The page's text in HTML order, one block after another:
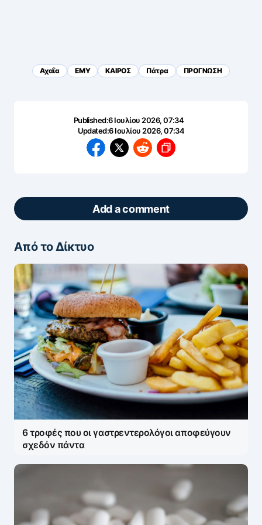
Αχαΐα ΕΜΥ ΚΑΙΡΟΣ Πάτρα ΠΡΟΓΝΩΣΗ
Published:6 Ιουλίου 2026, 07:34
Updated:6 Ιουλίου 2026, 07:34
Add a comment
ΖΩΝΤΑΝΆ ΣΧΌΛΙΑ
Πάρτε μέρος στη συζήτηση — το σχόλιό σας
ελέγχεται άμεσα από AI (Ελληνικά & Αγγλικά).
ΠΡΟΣΤΑΣΊΑ AI
Η ηλ. διεύθυνση σας δεν δημοσιεύεται. Τα
υποχρεωτικά πεδία σημειώνονται με*
Message*
Από το Δίκτυο
6 τροφές που οι γαστρεντερολόγοι αποφεύγουν
σχεδόν πάντα